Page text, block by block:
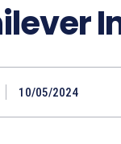
10/05/2024